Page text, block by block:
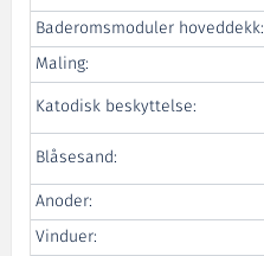
Baderomsmoduler hoveddekk:
Maling:
Katodisk beskyttelse:
Blåsesand:
Anoder:
Vinduer: